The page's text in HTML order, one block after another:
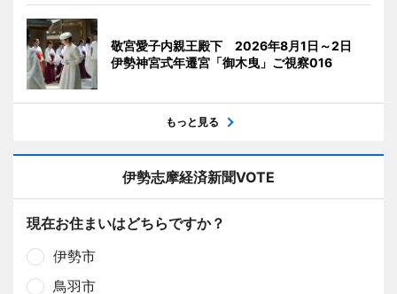
敬宮愛子内親王殿下 2026年8月1日～2日
伊勢神宮式年遷宮「御木曳」ご視察016
もっと見る
伊勢志摩経済新聞VOTE
現在お住まいはどちらですか？
伊勢市
鳥羽市